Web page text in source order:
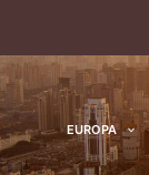
EUROPA